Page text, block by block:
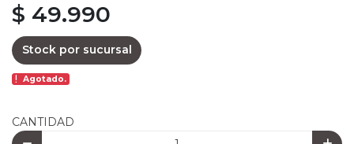
$ 49.990
Stock por sucursal
Agotado.
CANTIDAD